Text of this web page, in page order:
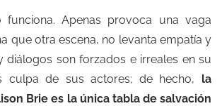
funciona. Apenas provoca una vaga
que otra escena, no levanta empatía y
diálogos son forzados e irreales en su
culpa de sus actores; de hecho, la
Brie es la única tabla de salvación